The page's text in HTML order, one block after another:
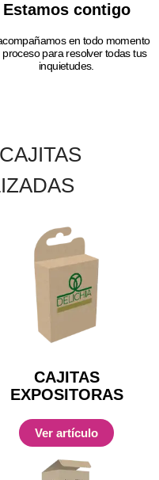
Estamos contigo
en todo momento
proceso para resolver todas tus
inquietudes.
CAJITAS
EXPOSITORAS
Ver artículo